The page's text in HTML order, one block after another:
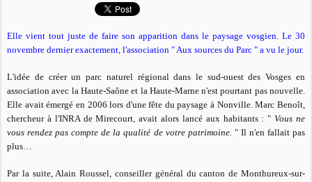
Elle vient tout juste de faire son apparition dans le paysage vosgien. Le 30
novembre dernier exactement, l'association " Aux sources du Parc " a vu le jour.
L'idée de créer un parc naturel régional dans le sud-ouest des Vosges en
association avec la Haute-Saône et la Haute-Marne n'est pourtant pas nouvelle.
Elle avait émergé en 2006 lors d'une fête du paysage à Nonville. Marc Benoît,
chercheur à l'INRA de Mirecourt, avait alors lancé aux habitants : "Vous ne
vous rendez pas compte de la qualité de votre patrimoine. " Il n'en fallait pas
plus…
Par la suite, Alain Roussel, conseiller général du canton de Monthureux-sur-